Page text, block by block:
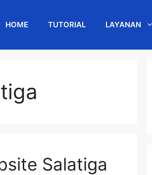
HOME TUTORIAL LAYANAN
Salatiga